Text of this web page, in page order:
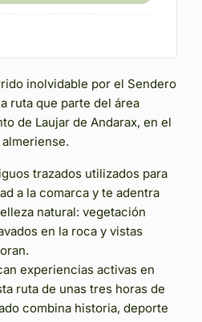
inolvidable por el Sendero
ruta que parte del área
de Laujar de Andarax, en el
trazados utilizados para
a la comarca y te adentra
natural: vegetación
en la roca y vistas
experiencias activas en
ruta de unas tres horas de
combina historia, deporte